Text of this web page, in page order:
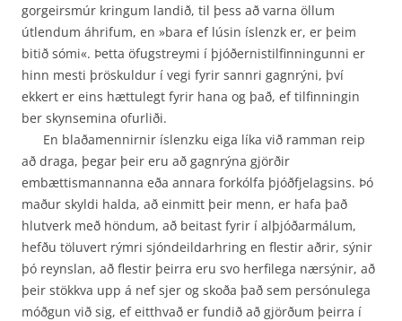
gorgeirsmúr kringum landið, til þess að varna öllum
útlendum áhrifum, en »bara ef lúsin íslenzk er, er þeim
bitið sómi«. Þetta öfugstreymi í þjóðernistilfinningunni er
hinn mesti þröskuldur í vegi fyrir sannri gagnrýni, því
ekkert er eins hættulegt fyrir hana og það, ef tilfinningin
ber skynsemina ofurliði.
En blaðamennirnir íslenzku eiga líka við ramman reip
að draga, þegar þeir eru að gagnrýna gjörðir
embættismannanna eða annara forkólfa þjóðfjelagsins. Þó
maður skyldi halda, að einmitt þeir menn, er hafa það
hlutverk með höndum, að beitast fyrir í alþjóðarmálum,
hefðu töluvert rýmri sjóndeildarhring en flestir aðrir, sýnir
þó reynslan, að flestir þeirra eru svo herfilega nærsýnir, að
þeir stökkva upp á nef sjer og skoða það sem persónulega
móðgun við sig, ef eitthvað er fundið að gjörðum þeirra í